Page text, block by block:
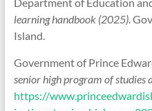
learning handbook (2025).
Island.
Government of Prince
senior high program of
https://